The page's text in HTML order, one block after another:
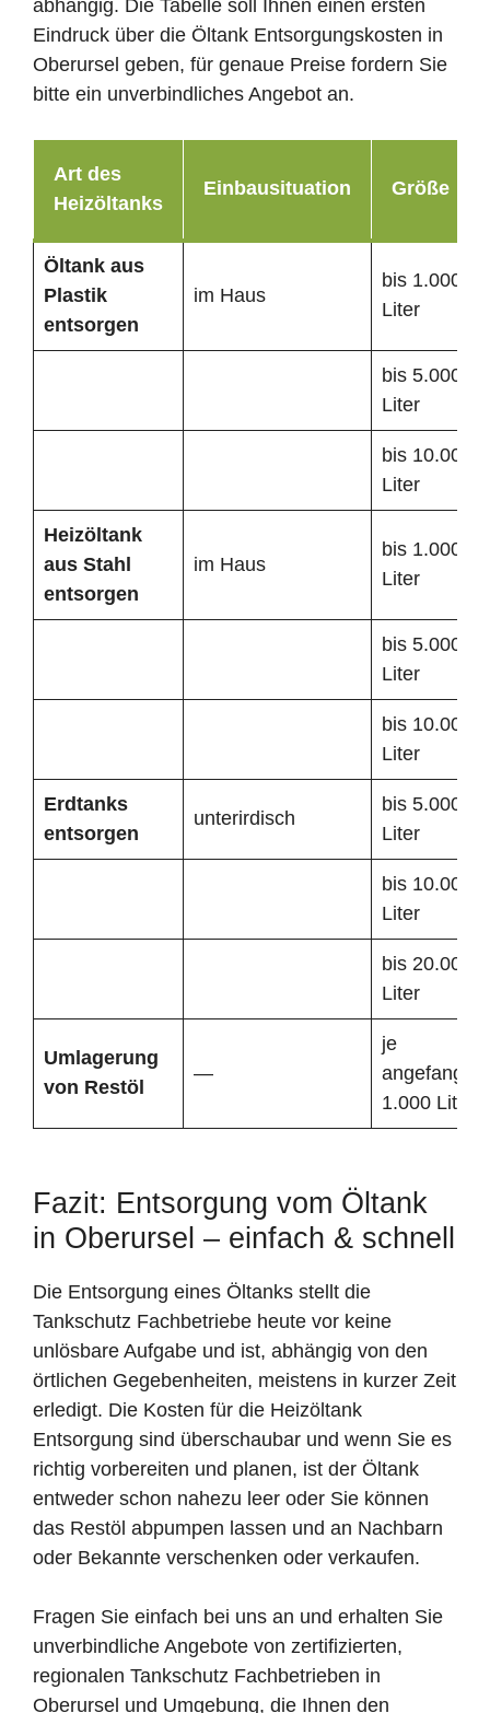
abhängig. Die Tabelle soll Ihnen einen ersten
Eindruck über die Öltank Entsorgungskosten in
Oberursel geben, für genaue Preise fordern Sie
bitte ein unverbindliches Angebot an.
Art des
Heizöltanks
Einbausituation Größe
Öltank aus
Plastik
entsorgen
im Haus
bis 1.000
Liter
bis 5.000
Liter
bis 10.000
Liter
Heizöltank
aus Stahl
entsorgen
im Haus
bis 1.000
Liter
bis 5.000
Liter
bis 10.000
Liter
Erdtanks
entsorgen
unterirdisch
bis 5.000
Liter
bis 10.000
Liter
bis 20.000
Liter
Umlagerung
von Restöl
—
je
1.000 Liter
Fazit: Entsorgung vom Öltank
in Oberursel – einfach & schnell
Die Entsorgung eines Öltanks stellt die
Tankschutz Fachbetriebe heute vor keine
unlösbare Aufgabe und ist, abhängig von den
örtlichen Gegebenheiten, meistens in kurzer Zeit
erledigt. Die Kosten für die Heizöltank
Entsorgung sind überschaubar und wenn Sie es
richtig vorbereiten und planen, ist der Öltank
entweder schon nahezu leer oder Sie können
das Restöl abpumpen lassen und an Nachbarn
oder Bekannte verschenken oder verkaufen.
Fragen Sie einfach bei uns an und erhalten Sie
unverbindliche Angebote von zertifizierten,
regionalen Tankschutz Fachbetrieben in
Oberursel und Umgebung, die Ihnen den